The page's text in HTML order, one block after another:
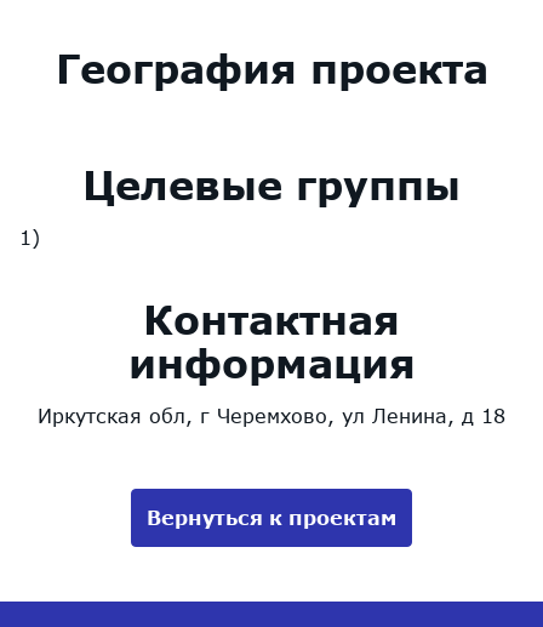
География проекта
Целевые группы
Контактная
информация
Иркутская обл, г Черемхово, ул Ленина, д 18
Вернуться к проектам